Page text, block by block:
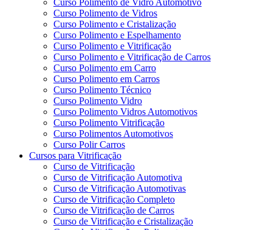
Curso Polimento de Vidro Automotivo
Curso Polimento de Vidros
Curso Polimento e Cristalização
Curso Polimento e Espelhamento
Curso Polimento e Vitrificação
Curso Polimento e Vitrificação de Carros
Curso Polimento em Carro
Curso Polimento em Carros
Curso Polimento Técnico
Curso Polimento Vidro
Curso Polimento Vidros Automotivos
Curso Polimento Vitrificação
Curso Polimentos Automotivos
Curso Polir Carros
Cursos para Vitrificação
Curso de Vitrificação
Curso de Vitrificação Automotiva
Curso de Vitrificação Automotivas
Curso de Vitrificação Completo
Curso de Vitrificação de Carros
Curso de Vitrificação e Cristalização